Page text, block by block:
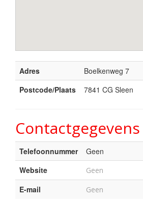
Adres
Boelkenweg 7
Postcode/Plaats
7841 CG Sleen
Contactgegevens
Telefoonnummer
Geen
Website
Geen
E-mail Geen